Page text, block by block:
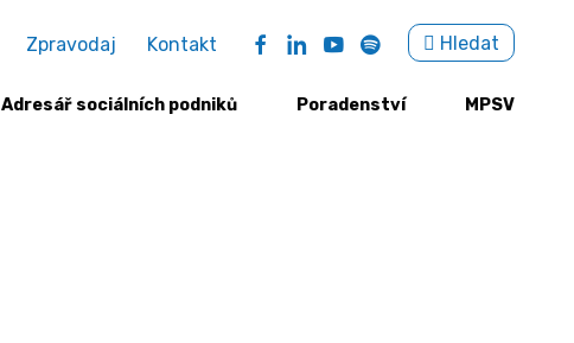
Zpravodaj Kontakt Hledat
Adresář sociálních podniků Poradenství MPSV